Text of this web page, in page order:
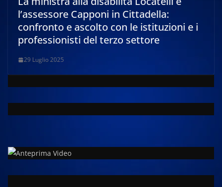
l’assessore Capponi in Cittadella:
confronto e ascolto con le istituzioni e i
professionisti del terzo settore
29 Luglio 2025